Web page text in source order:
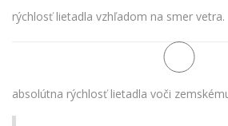
rýchlosť lietadla vzhľadom na smer vetra.
absolútna rýchlosť lietadla voči